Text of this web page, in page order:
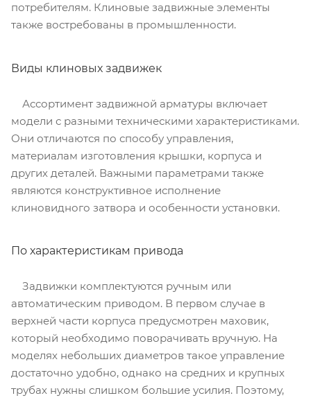
потребителям. Клиновые задвижные элементы
также востребованы в промышленности.
Виды клиновых задвижек
Ассортимент задвижной арматуры включает
модели с разными техническими характеристиками.
Они отличаются по способу управления,
материалам изготовления крышки, корпуса и
других деталей. Важными параметрами также
являются конструктивное исполнение
клиновидного затвора и особенности установки.
По характеристикам привода
Задвижки комплектуются ручным или
автоматическим приводом. В первом случае в
верхней части корпуса предусмотрен маховик,
который необходимо поворачивать вручную. На
моделях небольших диаметров такое управление
достаточно удобно, однако на средних и крупных
трубах нужны слишком большие усилия. Поэтому,